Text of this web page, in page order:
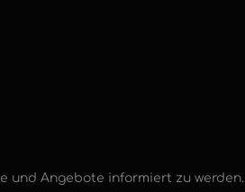
und Angebote informiert zu werden.